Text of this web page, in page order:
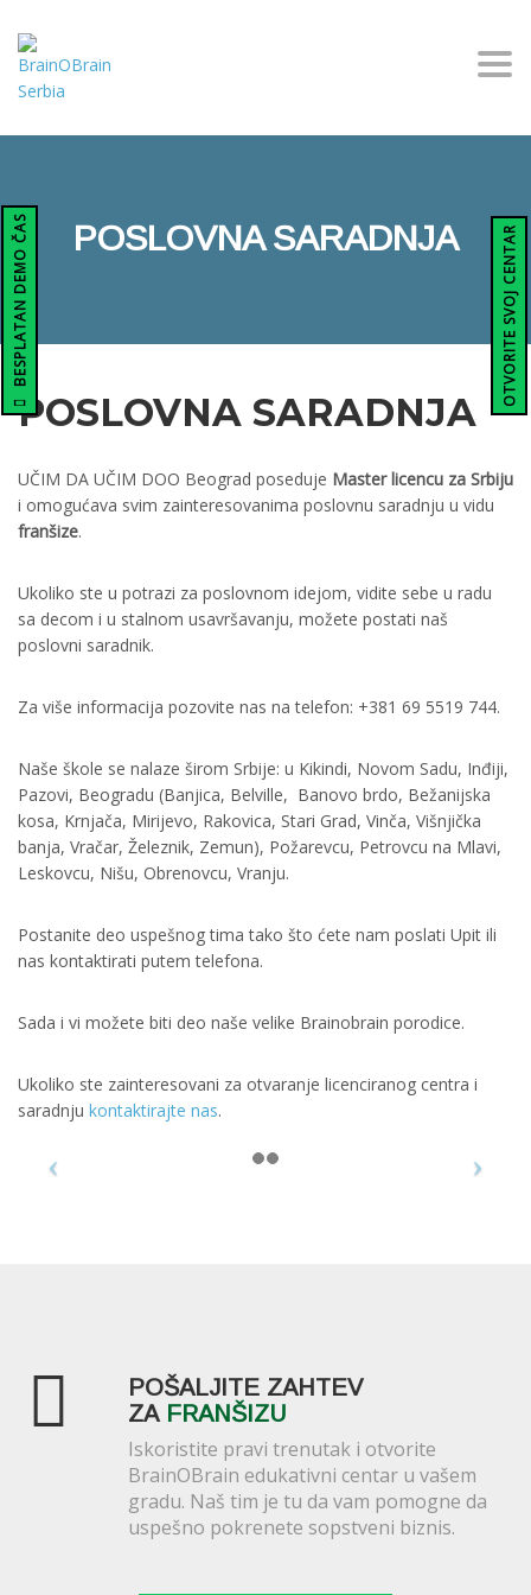
BESPLATAN DEMO ČAS OTVORITE SVOJ CENTAR
POSLOVNA SARADNJA
POSLOVNA SARADNJA
UČIM DA UČIM DOO Beograd poseduje Master licencu za Srbiju
i omogućava svim zainteresovanima poslovnu saradnju u vidu
franšize.
Ukoliko ste u potrazi za poslovnom idejom, vidite sebe u radu
sa decom i u stalnom usavršavanju, možete postati naš
poslovni saradnik.
Za više informacija pozovite nas na telefon: +381 69 5519 744.
Naše škole se nalaze širom Srbije: u Kikindi, Novom Sadu, Inđiji,
Pazovi, Beogradu (Banjica, Belville, Banovo brdo, Bežanijska
kosa, Krnjača, Mirijevo, Rakovica, Stari Grad, Vinča, Višnjička
banja, Vračar, Železnik, Zemun), Požarevcu, Petrovcu na Mlavi,
Leskovcu, Nišu, Obrenovcu, Vranju.
Postanite deo uspešnog tima tako što ćete nam poslati Upit ili
nas kontaktirati putem telefona.
Sada i vi možete biti deo naše velike Brainobrain porodice.
Ukoliko ste zainteresovani za otvaranje licenciranog centra i
saradnju kontaktirajte nas.
POŠALJITE ZAHTEV
ZA FRANŠIZU
Iskoristite pravi trenutak i otvorite
BrainOBrain edukativni centar u vašem
gradu. Naš tim je tu da vam pomogne da
uspešno pokrenete sopstveni biznis.